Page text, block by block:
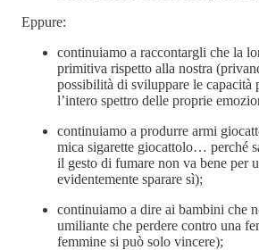
Eppure:
continuiamo a raccontargli che la
primitiva rispetto alla nostra
possibilità di sviluppare le capacità
l’intero spettro delle proprie
continuiamo a produrre armi
mica sigarette giocattolo… perché
il gesto di fumare non va bene per
evidentemente sparare sì);
continuiamo a dire ai bambini che
umiliante che perdere contro una
femmine si può solo vincere);